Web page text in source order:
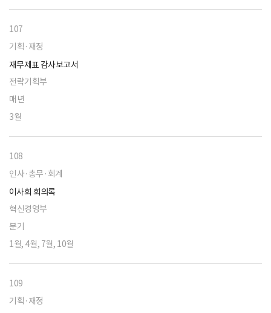
107
기획·재정
재무제표 감사보고서
전략기획부
매년
3월
108
인사·총무·회계
이사회 회의록
혁신경영부
분기
1월, 4월, 7월, 10월
109
기획·재정